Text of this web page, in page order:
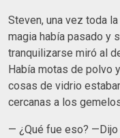
Steven, una vez toda
magia había pasado y
tranquilizarse miró al
Había motas de polvo
cosas de vidrio
cercanas a los
— ¿Qué fue eso?